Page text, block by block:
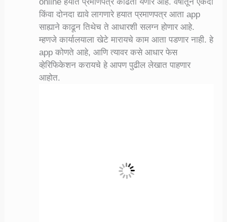
किंवा दोनदा द्यावे लागणारे हयात प्रमाणपत्र आता app
साह्याने काढून तिथेच ते आधारशी सलग्न होणार आहे.
म्हणजे कार्यालयाला खेटे मारायचे काम आता पडणार नाही. हे
app कोणते आहे, आणि त्यावर कसे आधार फेस
व्हेरिफिकेशन करायचे हे आपण पुढील लेखात पाहणार
आहोत.